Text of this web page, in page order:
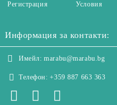
Регистрация Условия
Информация за контакти:
Имейл: marabu@marabu.bg
Телефон: +359 887 663 363